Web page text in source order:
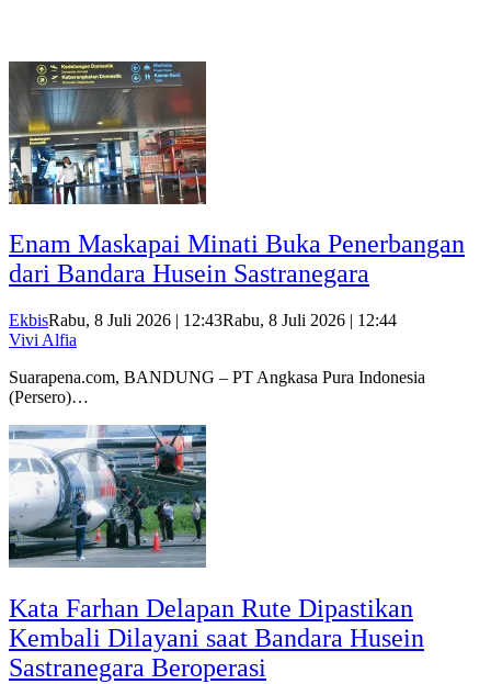
Enam Maskapai Minati Buka Penerbangan
dari Bandara Husein Sastranegara
EkbisRabu, 8 Juli 2026 | 12:43Rabu, 8 Juli 2026 | 12:44
Vivi Alfia
Suarapena.com, BANDUNG – PT Angkasa Pura Indonesia
(Persero)…
Kata Farhan Delapan Rute Dipastikan
Kembali Dilayani saat Bandara Husein
Sastranegara Beroperasi